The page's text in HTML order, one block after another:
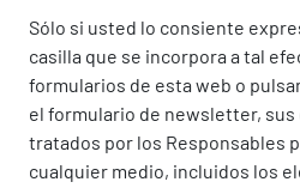
Sólo si usted lo consiente
casilla que se incorpora a tal
formularios de esta web o
el formulario de newsletter,
tratados por los Responsables
cualquier medio, incluidos los